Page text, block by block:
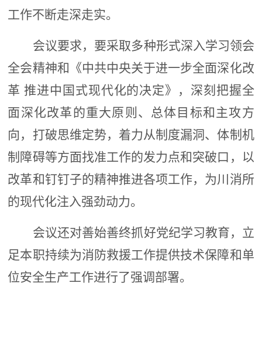
工作不断走深走实。
会议要求，要采取多种形式深入学习领会
全会精神和《中共中央关于进一步全面深化改
革 推进中国式现代化的决定》，深刻把握全
面深化改革的重大原则、总体目标和主攻方
向， 打破思维定势， 着力从制度漏洞、体制机
制障碍等方面找准工作的发力点和突破口，
以
改革和钉钉子的精神推进各项工作， 为川消所
的现代化注入强劲动力。
会议还对善始善终抓好党纪学习教育，
立
足本职持续为消防救援工作提供技术保障和单
位安全生产工作进行了强调部署。